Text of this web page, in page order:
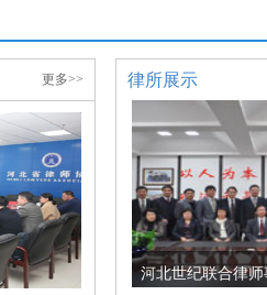
更多>> 律所展示
河北世纪联合律